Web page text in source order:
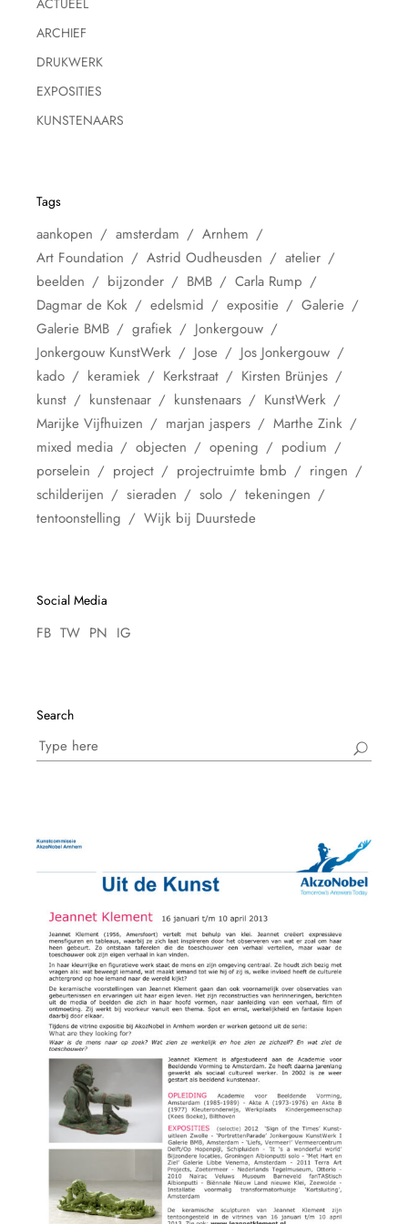
ARCHIEF
DRUKWERK
EXPOSITIES
KUNSTENAARS
Tags
aankopen amsterdam
Arnhem
Art Foundation
Astrid Oudheusden
atelier
beelden
bijzonder BMB
Carla Rump
Dagmar de Kok
edelsmid expositie
Galerie
Galerie BMB
grafiek
Jonkergouw
Jonkergouw KunstWerk
Jose
Jos Jonkergouw
kado
keramiek Kerkstraat
Kirsten Brünjes
kunst
kunstenaar kunstenaars
KunstWerk
Marijke Vijfhuizen
marjan jaspers
Marthe Zink
mixed media
objecten opening
podium
porselein
project projectruimte bmb
ringen
schilderijen
sieraden solo
tekeningen
tentoonstelling
Wijk bij Duurstede
Social Media
FB TW PN IG
Search
Search
for: